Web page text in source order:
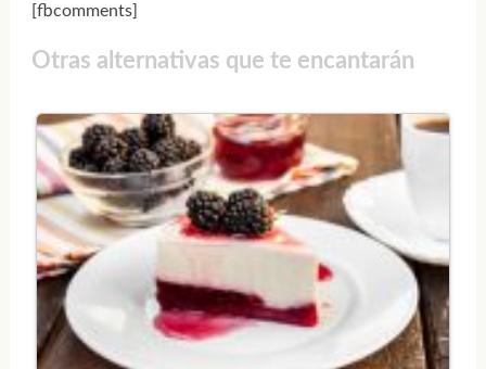
[fbcomments]
Otras alternativas que te encantarán